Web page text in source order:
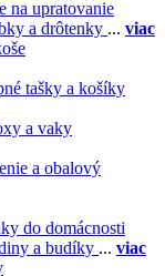
na upratovanie
a drôtenky ... viac
tašky a košíky
a vaky
a obalový
do domácnosti
a budíky ... viac